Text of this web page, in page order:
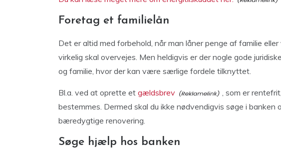
Foretag et familielån
Det er altid med forbehold, når man låner penge af familie
virkelig skal overvejes. Men heldigvis er der nogle gode
og familie, hvor der kan være særlige fordele tilknyttet.
Bl.a. ved at oprette et gældsbrev
, som er
bestemmes. Dermed skal du ikke nødvendigvis søge i
bæredygtige renovering.
Søge hjælp hos banken